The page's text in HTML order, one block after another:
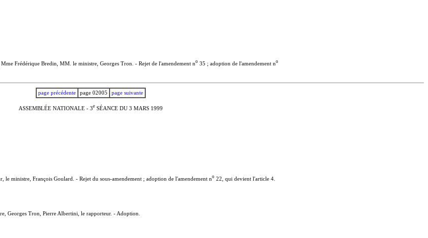
Frédérique Bredin, MM. le ministre, Georges Tron. - Rejet de l'amendement no 35 ; adoption de l'amendement no
page précédente page 02005 page suivante
ASSEMBLÉE NATIONALE - 3eSÉANCE DU 3 MARS 1999
ministre, François Goulard. - Rejet du sous-amendement ; adoption de l'amendement no 22, qui devient l'article 4.
Georges Tron, Pierre Albertini, le rapporteur. - Adoption.